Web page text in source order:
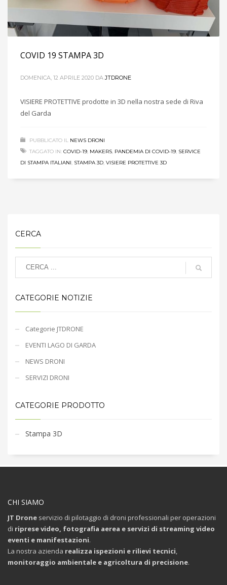
COVID 19 STAMPA 3D
DOMENICA, 12 APRILE 2020 DAJTDRONE
VISIERE PROTETTIVE prodotte in 3D nella nostra sede di Riva
del Garda
PUBBLICATO IL
NEWS DRONI
TAGGATO IN: COVID-19 MAKERS PANDEMIA DI COVID-19 SERVICE
DI STAMPA ITALIANI STAMPA 3D VISIERE PROTETTIVE 3D
CERCA
CATEGORIE NOTIZIE
Categorie JTDRONE
EVENTI LAGO DI GARDA
NEWS DRONI
SERVIZI DRONI
CATEGORIE PRODOTTO
Stampa 3D
CHI SIAMO
JT Drone servizio di pilotaggio di droni professionali per operazioni
di riprese video, fotografia aerea e servizi di streaming video
eventi e manifestazioni.
La nostra azienda realizza ispezioni e rilievi tecnici
monitoraggio ambientale e agricoltura di precisione.